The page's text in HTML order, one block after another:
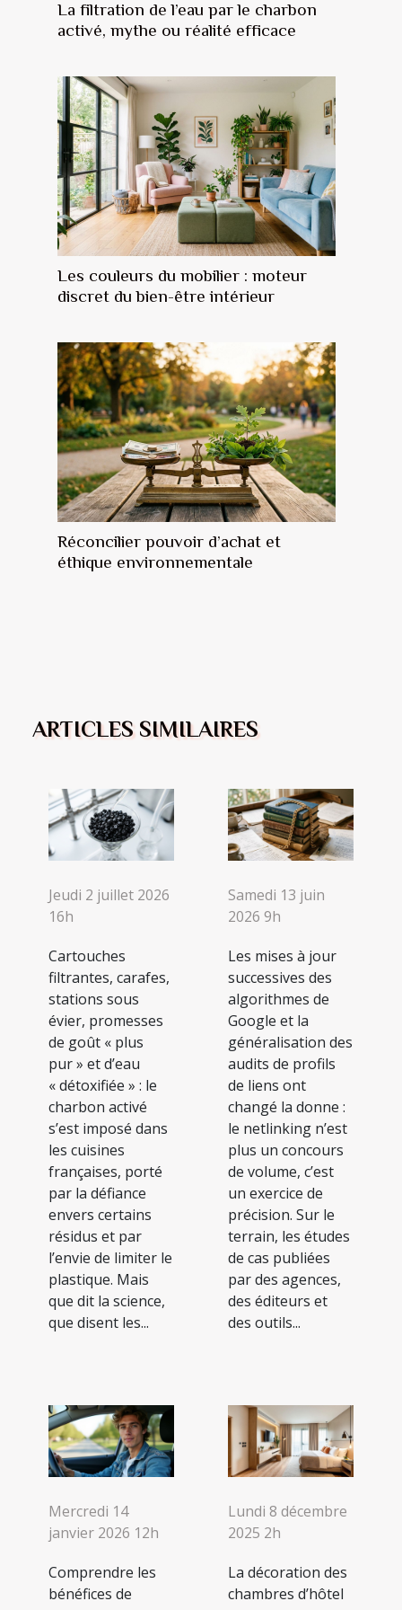
La filtration de l’eau par le charbon
activé, mythe ou réalité efficace
Les couleurs du mobilier : moteur
discret du bien-être intérieur
Réconcilier pouvoir d’achat et
éthique environnementale
ARTICLES SIMILAIRES
Jeudi 2 juillet 2026
16h
Cartouches
filtrantes, carafes,
stations sous
évier, promesses
de goût « plus
pur » et d’eau
« détoxifiée » : le
charbon activé
s’est imposé dans
les cuisines
françaises, porté
par la défiance
envers certains
résidus et par
l’envie de limiter le
plastique. Mais
que dit la science,
que disent les...
Samedi 13 juin
2026 9h
Les mises à jour
successives des
algorithmes de
Google et la
généralisation des
audits de profils
de liens ont
changé la donne :
le netlinking n’est
plus un concours
de volume, c’est
un exercice de
précision. Sur le
terrain, les études
de cas publiées
par des agences,
des éditeurs et
des outils...
Mercredi 14
janvier 2026 12h
Comprendre les
bénéfices de
Lundi 8 décembre
2025 2h
La décoration des
chambres d’hôtel